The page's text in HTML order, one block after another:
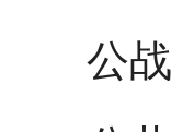
公战